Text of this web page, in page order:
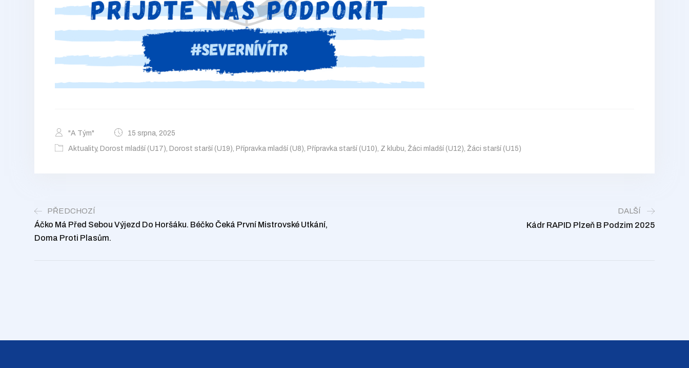
"A Tým"
15 srpna, 2025
Aktuality, Dorost mladší (U17), Dorost starší (U19), Přípravka mladší (U8), Přípravka starší (U10), Z klubu, Žáci mladší (U12), Žáci starší (U15)
PŘEDCHOZÍ
Áčko Má Před Sebou Výjezd Do Horšáku. Béčko Čeká První Mistrovské Utkání,
Doma Proti Plasům.
DALŠÍ
Kádr RAPID Plzeň B Podzim 2025